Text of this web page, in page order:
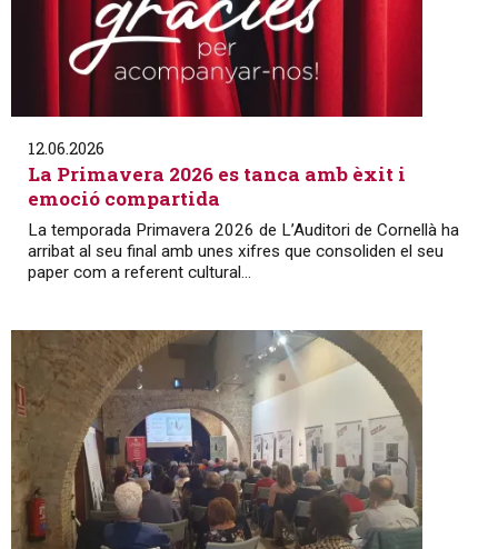
12.06.2026
La Primavera 2026 es tanca amb èxit i
emoció compartida
La temporada Primavera 2026 de L’Auditori de Cornellà ha
arribat al seu final amb unes xifres que consoliden el seu
paper com a referent cultural...